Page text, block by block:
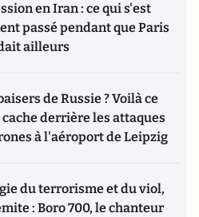
en Iran : ce qui s'est
passé pendant que Paris
ailleurs
de Russie ? Voilà ce
cache derrière les attaques
à l'aéroport de Leipzig
du terrorisme et du viol,
: Boro 700, le chanteur